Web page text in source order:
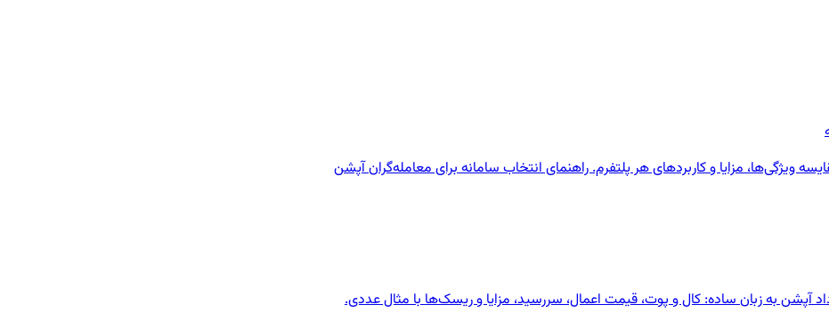
ویژگی‌ها، مزایا و کاربردهای هر پلتفرم. راهنمای انتخاب سامانه برای معامله‌گران آپشن
آپشن به زبان ساده: کال و پوت، قیمت اعمال، سررسید، مزایا و ریسک‌ها با مثال عددی.